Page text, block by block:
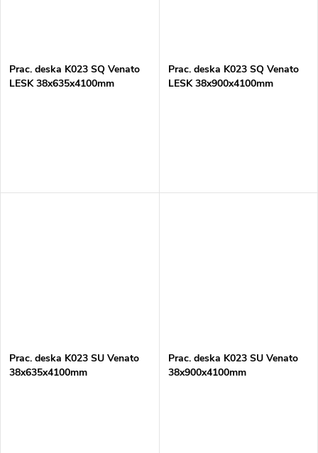
Prac. deska K023 SQ Venato
LESK 38x635x4100mm
Prac. deska K023 SQ Venato
LESK 38x900x4100mm
Prac. deska K023 SU Venato
38x635x4100mm
Prac. deska K023 SU Venato
38x900x4100mm